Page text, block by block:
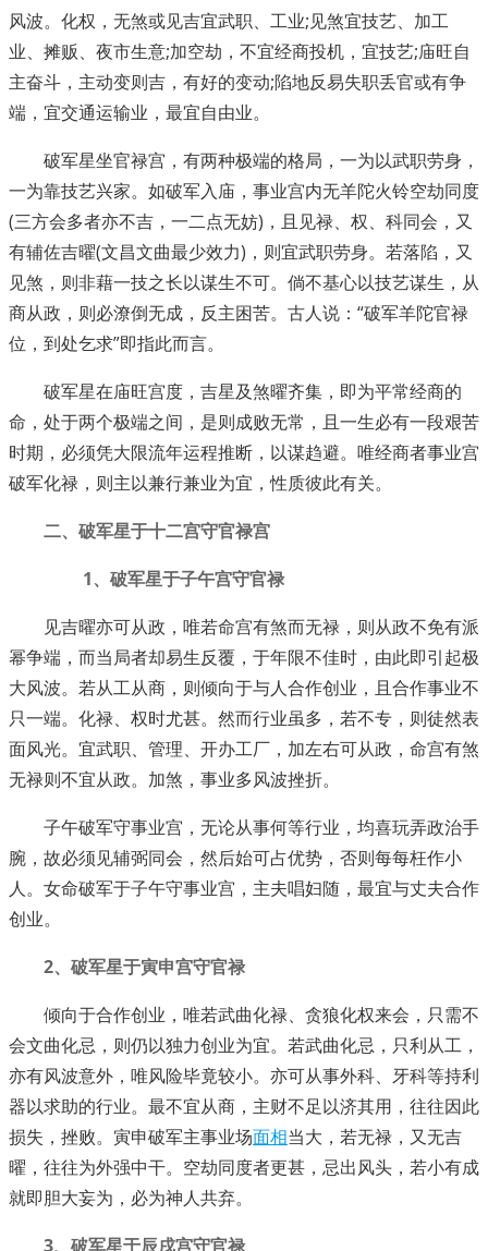
风波。化权，无煞或见吉宜武职、工业;见煞宜技艺、加工
业、摊贩、夜市生意;加空劫，不宜经商投机，宜技艺;庙旺自
主奋斗，主动变则吉，有好的变动;陷地反易失职丢官或有争
端，宜交通运输业，最宜自由业。
破军星坐官禄宫，有两种极端的格局，一为以武职劳身，
一为靠技艺兴家。如破军入庙，事业宫内无羊陀火铃空劫同度
(三方会多者亦不吉，一二点无妨)，且见禄、权、科同会，又
有辅佐吉曜(文昌文曲最少效力)，则宜武职劳身。若落陷，又
见煞，则非藉一技之长以谋生不可。倘不基心以技艺谋生，从
商从政，则必潦倒无成，反主困苦。古人说：“破军羊陀官禄
位，到处乞求”即指此而言。
破军星在庙旺宫度，吉星及煞曜齐集，即为平常经商的
命，处于两个极端之间，是则成败无常，且一生必有一段艰苦
时期，必须凭大限流年运程推断，以谋趋避。唯经商者事业宫
破军化禄，则主以兼行兼业为宜，性质彼此有关。
二、破军星于十二宫守官禄宫
1、破军星于子午宫守官禄
见吉曜亦可从政，唯若命宫有煞而无禄，则从政不免有派
幂争端，而当局者却易生反覆，于年限不佳时，由此即引起极
大风波。若从工从商，则倾向于与人合作创业，且合作事业不
只一端。化禄、权时尤甚。然而行业虽多，若不专，则徒然表
面风光。宜武职、管理、开办工厂，加左右可从政，命宫有煞
无禄则不宜从政。加煞，事业多风波挫折。
子午破军守事业宫，无论从事何等行业，均喜玩弄政治手
腕，故必须见辅弼同会，然后始可占优势，否则每每枉作小
人。女命破军于子午守事业宫，主夫唱妇随，最宜与丈夫合作
创业。
2、破军星于寅申宫守官禄
倾向于合作创业，唯若武曲化禄、贪狼化权来会，只需不
会文曲化忌，则仍以独力创业为宜。若武曲化忌，只利从工，
亦有风波意外，唯风险毕竟较小。亦可从事外科、牙科等持利
器以求助的行业。最不宜从商，主财不足以济其用，往往因此
损失，挫败。寅申破军主事业场面相当大，若无禄，又无吉
曜，往往为外强中干。空劫同度者更甚，忌出风头，若小有成
就即胆大妄为，必为神人共弃。
3、破军星于辰戌宫守官禄